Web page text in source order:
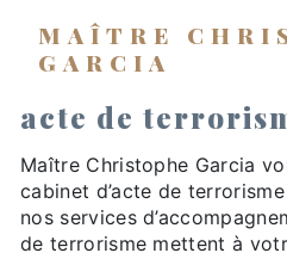
MAÎTRE
GARCIA
acte de
Maître Christophe Garcia
cabinet d’acte de
nos services
de terrorisme mettent à